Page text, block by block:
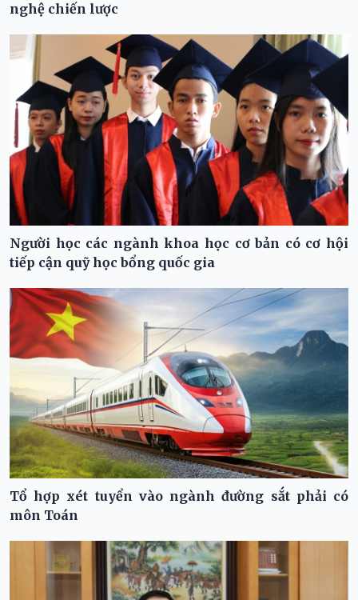
nghệ chiến lược
Người học các ngành khoa học cơ bản có cơ hội
tiếp cận quỹ học bổng quốc gia
Tổ hợp xét tuyển vào ngành đường sắt phải có
môn Toán